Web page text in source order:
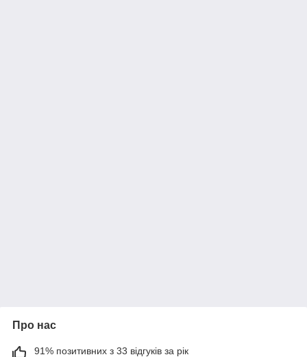
Про нас
91% позитивних з 33 відгуків за рік